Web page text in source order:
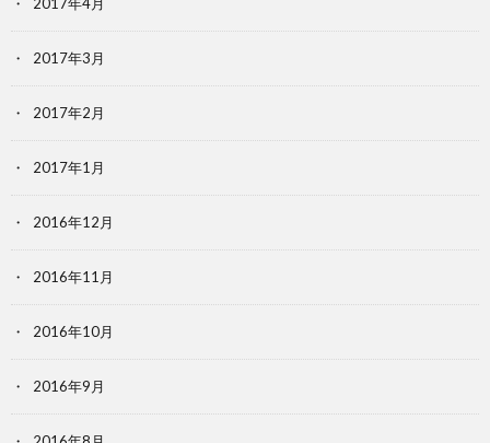
2017年3月
2017年2月
2017年1月
2016年12月
2016年11月
2016年10月
2016年9月